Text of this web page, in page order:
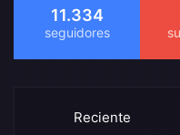
11.334
Reciente